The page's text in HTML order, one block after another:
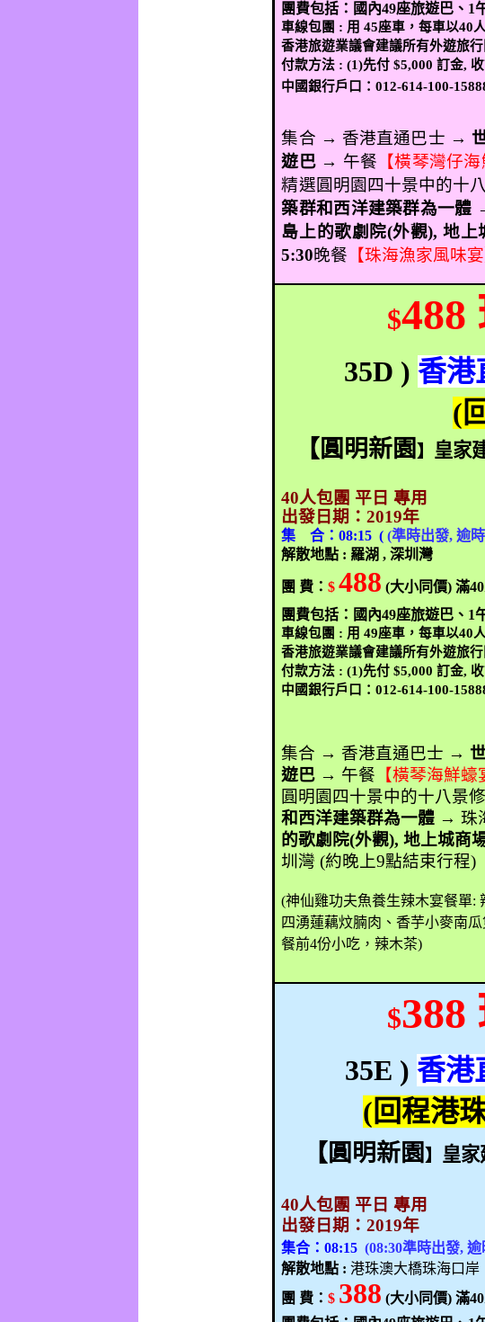
團費包括：國內49座旅遊巴、 1
車線包團 : 用45座車，每車以40
香港旅遊業議會建議所有外遊旅
付款方法 : (1)先付$5,000訂金,
中國銀行戶口：012-614-100-
集合 → 香港直通巴士 →
遊巴 → 午餐 【橫琴灣仔海
精選圓明園四十景中的十
築群和西洋建築群為一體
島上的歌劇院(外觀),地上
5:30晚餐 【珠海漁家風味宴
$488
35D )香港
(
【 圓明新園 】 皇家
40人包團 平日 專用
出發日期：2019年
集 合：08:15 ( (準時出發,逾
解散地點 : 羅湖 ,深圳灣
團 費：$488 (大小同價)滿40
團費包括：國內49座旅遊巴、 1
車線包團 : 用49座車，每車以40
香港旅遊業議會建議所有外遊旅
付款方法 : (1)先付$5,000訂金,
中國銀行戶口：012-614-100-
集合 → 香港直通巴士 →
遊巴 → 午餐 【橫琴海鮮蠔
圓明園四十景中的十八景
和西洋建築群為一體 → 珠
的歌劇院(外觀),地上城商
圳灣 (約晚上9點結束行程)
(神仙雞功夫魚養生辣木宴餐單:
四湧蓮藕炆腩肉、香芋小麥南
餐前4份小吃，辣木茶)
$388
35E )香港
(回程港
【 圓明新園】 皇家
40人包團 平日 專用
出發日期：2019年
集合：08:15(08:30準時出發,逾
解散地點 :港珠澳大橋珠海口岸
團 費：$ 388 (大小同價)滿40